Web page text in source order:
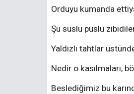
Orduyu kumanda
Şu süslü püslü
Yaldızlı tahtlar
Nedir o kasılmaları,
Beslediğimiz bu